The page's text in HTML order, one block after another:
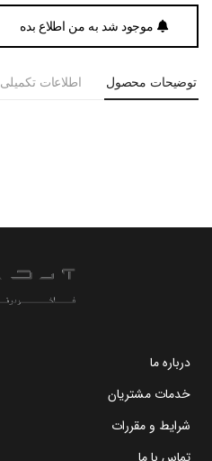
موجود شد به من اطلاع بده
توضیحات محصول اطلاعات تکمیلی
درباره ما
خدمات مشتریان
شرایط و مقررات
تماس با ما